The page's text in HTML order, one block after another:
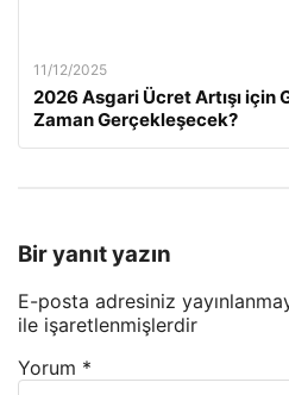
11/12/2025
2026 Asgari Ücret Artışı için
Zaman Gerçekleşecek?
Bir yanıt yazın
E-posta adresiniz
ile işaretlenmişlerdir
Yorum *